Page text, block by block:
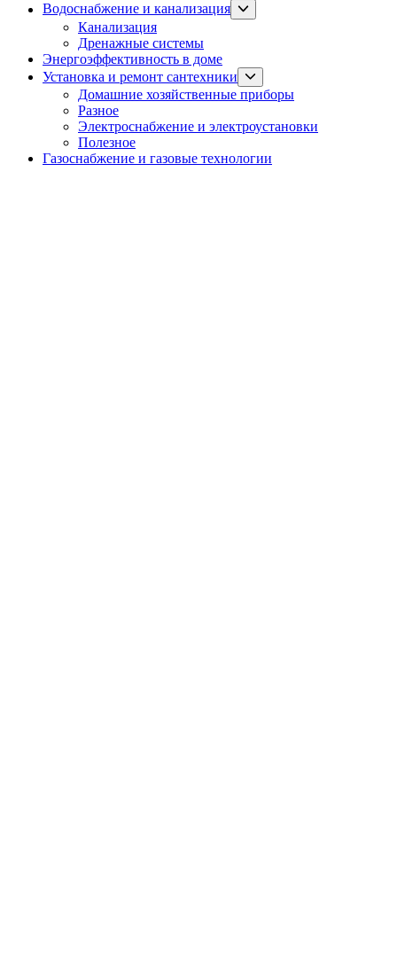
Водоснабжение и канализация
Show
sub
Канализация
Дренажные системы
Энергоэффективность в доме
Установка и ремонт сантехники
sub
menu
Домашние хозяйственные приборы
Разное
Электроснабжение и электроустановки
Полезное
Газоснабжение и газовые технологии